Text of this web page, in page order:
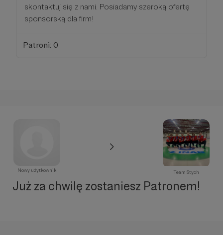
skontaktuj się z nami. Posiadamy szeroką ofertę
sponsorską dla firm!
Patroni: 0
Nowy użytkownik Team Stych
Już za chwilę zostaniesz Patronem!